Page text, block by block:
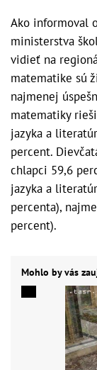
Ako informoval
ministerstva
vidieť na
matematike sú
najmenej
matematiky
jazyka a
percent.
chlapci 59,6
jazyka a
percenta),
percent).
Mohlo by vás